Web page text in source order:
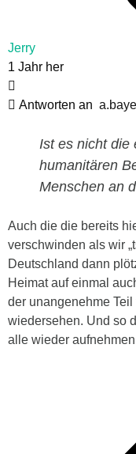
Jerry
1 Jahr her
Antworten an
Ist es nicht die
humanitären
Menschen an
Auch die die bereits
verschwinden als wir
Deutschland dann
Heimat auf einmal
der unangenehme
wiedersehen. Und so
alle wieder